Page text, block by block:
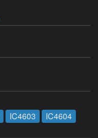
IC4603
IC4604